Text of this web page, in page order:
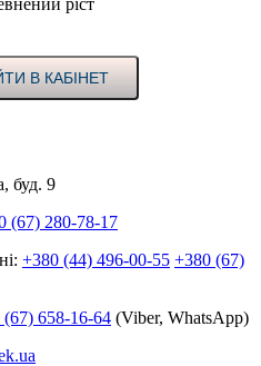
В КАБІНЕТ
буд. 9
(67) 280-78-17
+380 (44) 496-00-55 +380 (67)
(67) 658-16-64 (Viber, WhatsApp)